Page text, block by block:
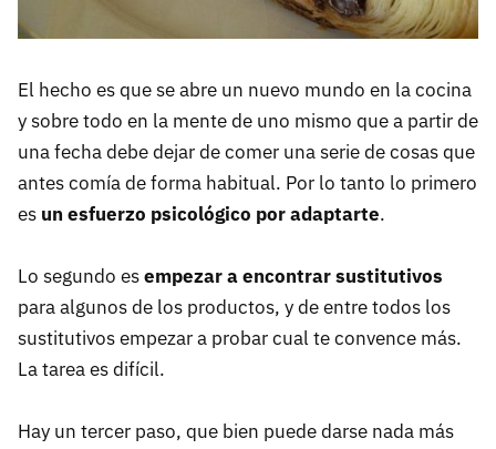
El hecho es que se abre un nuevo mundo en la cocina
y sobre todo en la mente de uno mismo que a partir de
una fecha debe dejar de comer una serie de cosas que
antes comía de forma habitual. Por lo tanto lo primero
es un esfuerzo psicológico por adaptarte.
Lo segundo esempezar a encontrar sustitutivos
para algunos de los productos, y de entre todos los
sustitutivos empezar a probar cual te convence más.
La tarea es difícil.
Hay un tercer paso, que bien puede darse nada más